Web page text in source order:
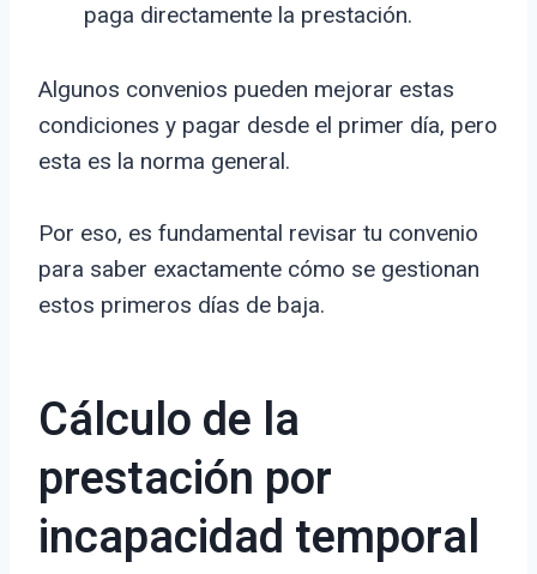
paga directamente la prestación.
Algunos convenios pueden mejorar estas
condiciones y pagar desde el primer día, pero
esta es la norma general.
Por eso, es fundamental revisar tu convenio
para saber exactamente cómo se gestionan
estos primeros días de baja.
Cálculo de la
prestación por
incapacidad temporal